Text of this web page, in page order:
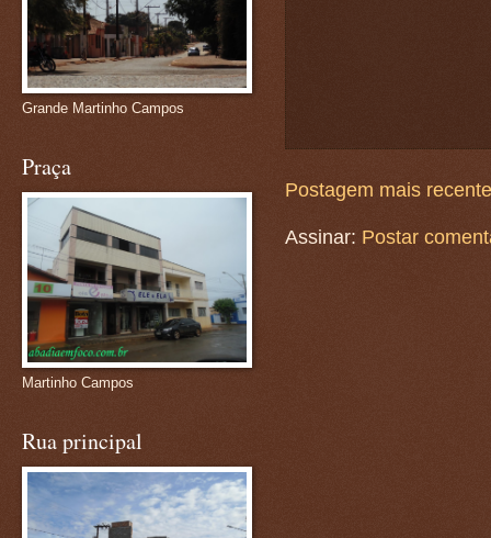
Postagem mais recente
Assinar: Postar
Grande Martinho Campos
Praça
Martinho Campos
Rua principal